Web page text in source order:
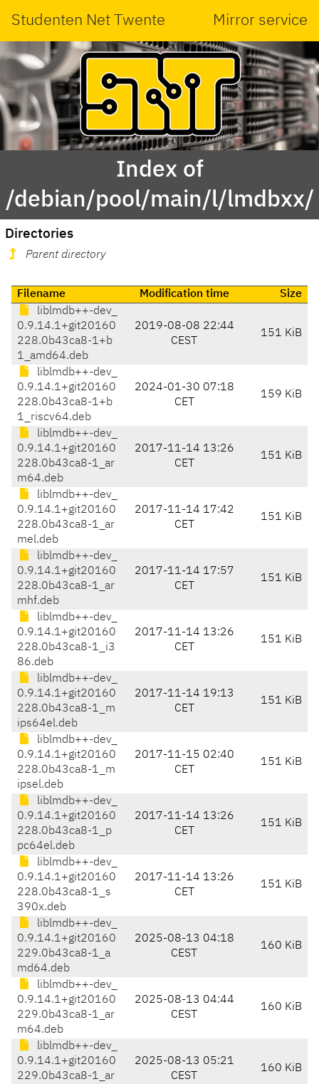
Studenten Net Twente Mirror service
Index of
/debian/pool/main/l/lmdbxx/
Directories
Parent directory
Filename Modification time
Size
liblmdb++-dev_
0.9.14.1+git20160
228.0b43ca8-1+b
1_amd64.deb
2019-08-08 22:44
CEST
151 KiB
liblmdb++-dev_
0.9.14.1+git20160
228.0b43ca8-1+b
1_riscv64.deb
2024-01-30 07:18
CET
159 KiB
liblmdb++-dev_
0.9.14.1+git20160
228.0b43ca8-1_ar
m64.deb
2017-11-14 13:26
CET
151 KiB
liblmdb++-dev_
0.9.14.1+git20160
228.0b43ca8-1_ar
mel.deb
2017-11-14 17:42
CET
151 KiB
liblmdb++-dev_
0.9.14.1+git20160
228.0b43ca8-1_ar
mhf.deb
2017-11-14 17:57
CET
151 KiB
liblmdb++-dev_
0.9.14.1+git20160
228.0b43ca8-1_i3
86.deb
2017-11-14 13:26
CET
151 KiB
liblmdb++-dev_
0.9.14.1+git20160
228.0b43ca8-1_m
ips64el.deb
2017-11-14 19:13
CET
151 KiB
liblmdb++-dev_
0.9.14.1+git20160
228.0b43ca8-1_m
ipsel.deb
2017-11-15 02:40
CET
151 KiB
liblmdb++-dev_
0.9.14.1+git20160
228.0b43ca8-1_p
pc64el.deb
2017-11-14 13:26
CET
151 KiB
liblmdb++-dev_
0.9.14.1+git20160
228.0b43ca8-1_s
390x.deb
2017-11-14 13:26
CET
151 KiB
liblmdb++-dev_
0.9.14.1+git20160
229.0b43ca8-1_a
md64.deb
2025-08-13 04:18
CEST
160 KiB
liblmdb++-dev_
0.9.14.1+git20160
229.0b43ca8-1_ar
m64.deb
2025-08-13 04:44
CEST
160 KiB
liblmdb++-dev_
0.9.14.1+git20160
229.0b43ca8-1_ar
2025-08-13 05:21
CEST
160 KiB